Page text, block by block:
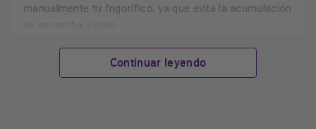
manualmente tu frigorífico, ya que evita la acumulación
Además, suclasificación energética Ete garantiza un
consumo eficiente de electricidad.
Continuar leyendo